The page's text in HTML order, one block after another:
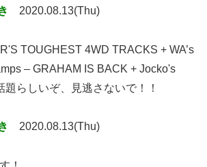
2020.08.13(Thu)
TOUGHEST 4WD TRACKS + WA’s
– GRAHAM IS BACK + Jocko's
題らしいぞ、見逃さないで！！
2020.08.13(Thu)